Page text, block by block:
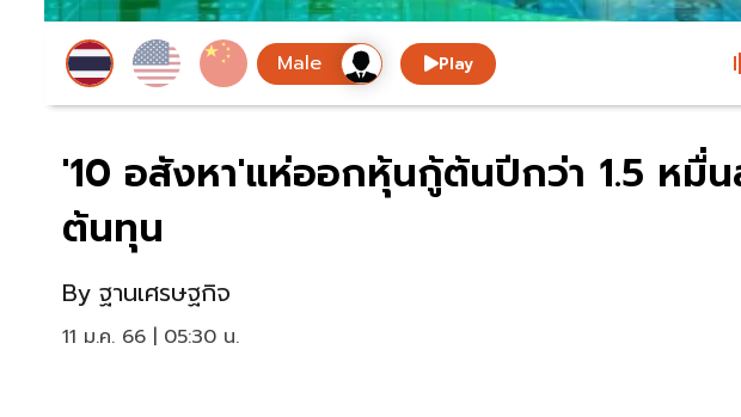
Play
'10 อสังหา'แห่ออกหุ้นกู้ต้นปีกว่า 1.5 หมื่
ต้นทุน
By ฐานเศรษฐกิจ
11 ม.ค. 66 | 05:30 น.